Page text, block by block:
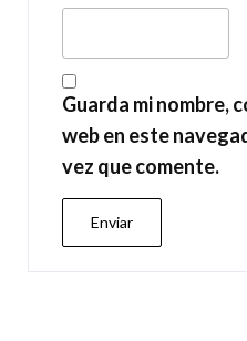
Guarda mi nombre,
web en este
vez que comente.